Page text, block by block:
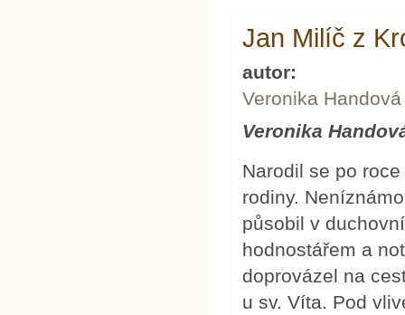
Jan Milíč z
autor:
Veronika Handová
Veronika
Narodil se po
rodiny.
působil v
hodnostářem a
doprovázel na
u sv. Víta. Pod